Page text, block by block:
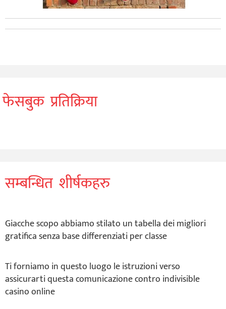
फेसबुक प्रतिक्रिया
सम्बन्धित शीर्षकहरु
Giacche scopo abbiamo stilato un tabella dei migliori
gratifica senza base differenziati per classe
Ti forniamo in questo luogo le istruzioni verso
assicurarti questa comunicazione contro indivisible
casino online